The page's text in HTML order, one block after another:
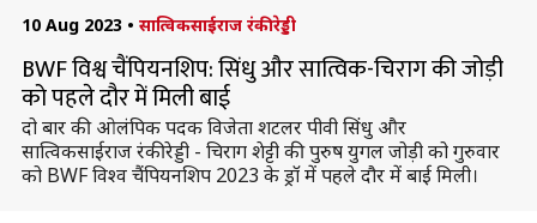
10 Aug 2023 • सात्विकसाईराज रंकीरेड्डी
BWF विश्व चैंपियनशिप: सिंधु और सात्विक-चिराग की जोड़ी
को पहले दौर में मिली बाई
दो बार की ओलंपिक पदक विजेता शटलर पीवी सिंधु और
सात्विकसाईराज रंकीरेड्डी - चिराग शेट्टी की पुरुष युगल जोड़ी को गुरुवार
को BWF विश्व चैंपियनशिप 2023 के ड्रॉ में पहले दौर में बाई मिली।